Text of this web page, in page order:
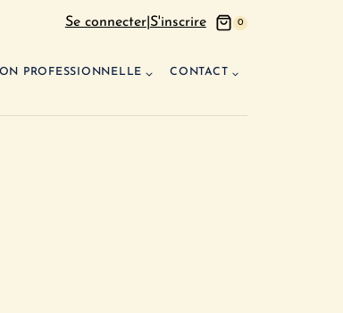
Se connecter| S'inscrire 0
PROFESSIONNELLE CONTACT